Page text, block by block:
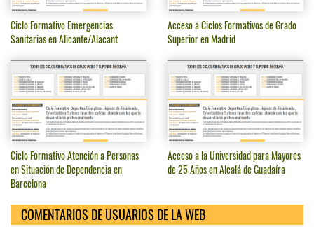
Ciclo Formativo Emergencias
Sanitarias en Alicante/Alacant
Acceso a Ciclos Formativos de Grado
Superior en Madrid
Ciclo Formativo Atención a Personas
en Situación de Dependencia en
Barcelona
Acceso a la Universidad para Mayores
de 25 Años en Alcalá de Guadaíra
COMENTARIOS DE USUARIOS DE LA WEB